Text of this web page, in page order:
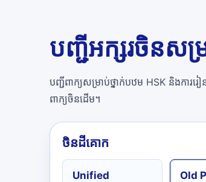
បញ្ជីអក្សរចិនស
បញ្ជីពាក្យសម្រាប់ថ្នាក់បឋម HSK និងការរ
ពាក្យចិនដើម។
ចិនដីគោក
Unified
Old